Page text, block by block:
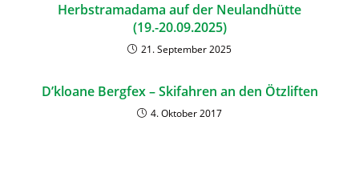
Herbstramadama auf der Neulandhütte
(19.-20.09.2025)
21. September 2025
D’kloane Bergfex – Skifahren an den Ötzliften
4. Oktober 2017